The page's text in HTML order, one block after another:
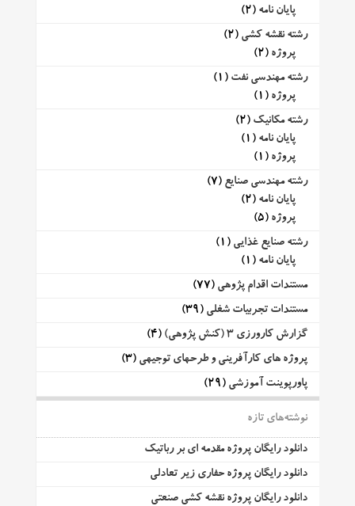
پایان نامه (2)
رشته نقشه کشی (2)
پروژه (2)
رشته مهندسی نفت (1)
پروژه (1)
رشته مکانیک (2)
پایان نامه (1)
پروژه (1)
رشته مهندسی صنایع (7)
پایان نامه (2)
پروژه (5)
رشته صنایع غذایی (1)
پایان نامه (1)
مستندات اقدام پژوهی (77)
مستندات تجربیات شغلی (39)
گزارش کارورزی 3 (کنش پژوهی)
(4)
پروژه های کارآفرینی و طرحهای توجیهی (3)
پاورپوینت آموزشی (29)
نوشته‌های تازه
دانلود رایگان پروژه مقدمه ای بر رباتیک
دانلود رایگان پروژه حفاری زیر تعادلی
دانلود رایگان پروژه نقشه کشی صنعتی